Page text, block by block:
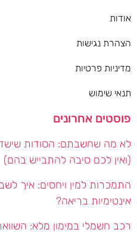
אודות
הצהרת נגישות
מדיניות פרטיות
תנאי שימוש
פוסטים אחרונים
לא מה שחשבתם: הסודות
(ואין לכם סיבה להתבייש בהם)
התמכרות למין ויחסים: איך
אינטימיות בריאה?
רכב חשמלי במימון מלא: